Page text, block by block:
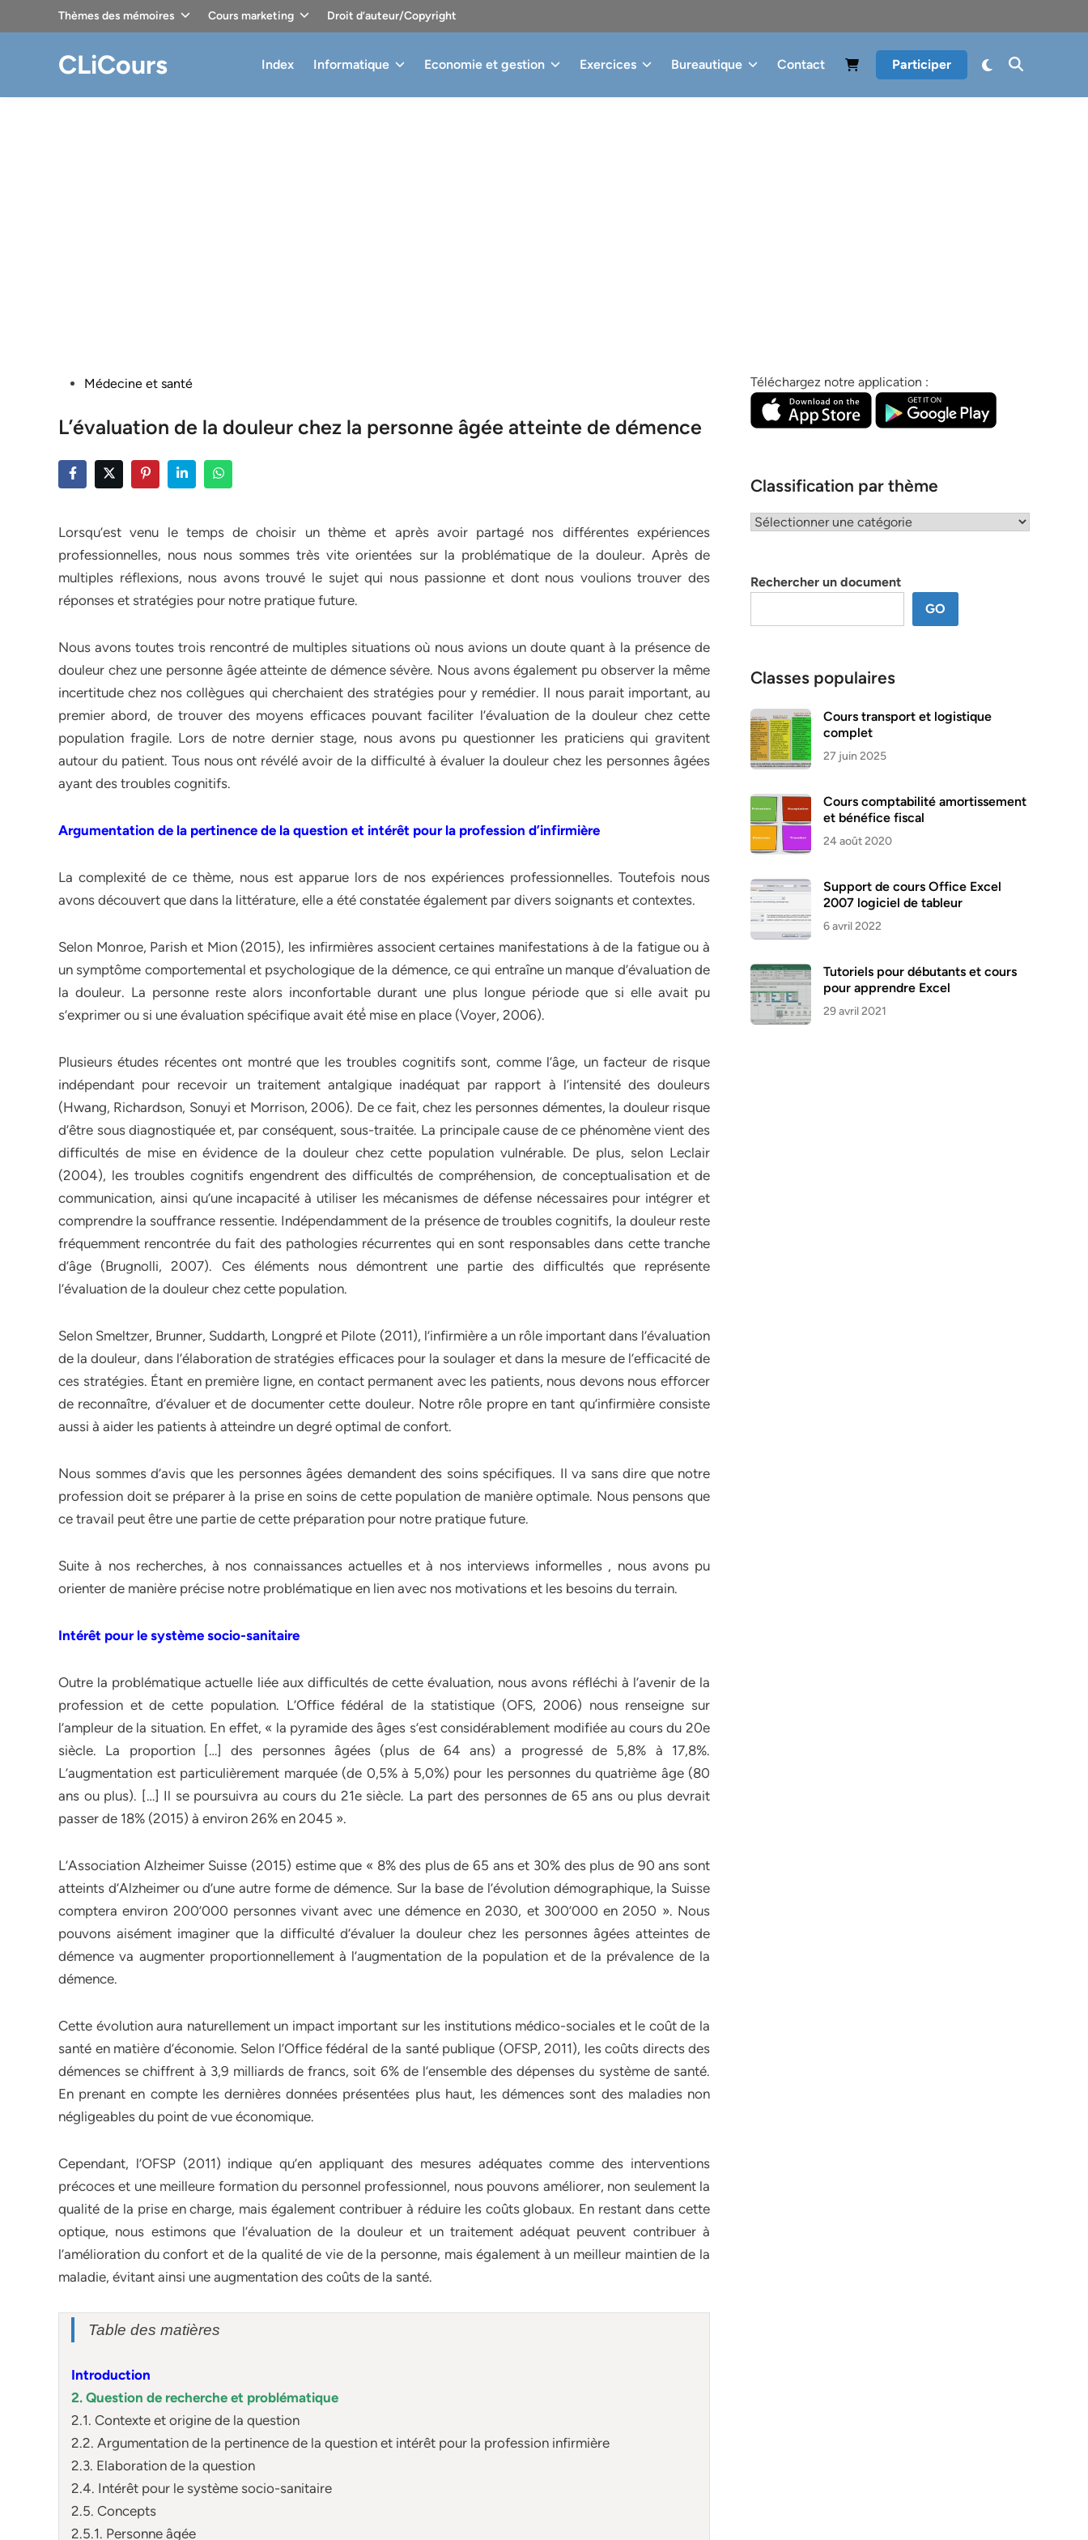
Thèmes des mémoires Cours marketing Droit d’auteur/Copyright
CLiCours Index Informatique Economie et gestion Exercices Bureautique Contact Participer
PostedMédecine et santé
L’évaluation de la douleur chez la personne âgée atteinte de démence
Lorsqu’est venu le temps de choisir un thème et après avoir partagé nos différentes expériences
professionnelles, nous nous sommes très vite orientées sur la problématique de la douleur. Après de
multiples réflexions, nous avons trouvé le sujet qui nous passionne et dont nous voulions trouver des
réponses et stratégies pour notre pratique future.
Nous avons toutes trois rencontré de multiples situations où nous avions un doute quant à la présence de
douleur chez une personne âgée atteinte de démence sévère. Nous avons également pu observer la même
incertitude chez nos collègues qui cherchaient des stratégies pour y remédier. Il nous parait important, au
premier abord, de trouver des moyens efficaces pouvant faciliter l’évaluation de la douleur chez cette
population fragile. Lors de notre dernier stage, nous avons pu questionner les praticiens qui gravitent
autour du patient. Tous nous ont révélé avoir de la difficulté à évaluer la douleur chez les personnes âgées
ayant des troubles cognitifs.
Argumentation de la pertinence de la question et intérêt pour la profession d’infirmière
La complexité de ce thème, nous est apparue lors de nos expériences professionnelles. Toutefois nous
avons découvert que dans la littérature, elle a été constatée également par divers soignants et contextes.
Selon Monroe, Parish et Mion (2015), les infirmières associent certaines manifestations à de la fatigue ou à
un symptôme comportemental et psychologique de la démence, ce qui entraîne un manque d’évaluation de
la douleur. La personne reste alors inconfortable durant une plus longue période que si elle avait pu
s’exprimer ou si une évaluation spécifique avait été́ mise en place (Voyer, 2006).
Plusieurs études récentes ont montré que les troubles cognitifs sont, comme l’âge, un facteur de risque
indépendant pour recevoir un traitement antalgique inadéquat par rapport à l’intensité des douleurs
(Hwang, Richardson, Sonuyi et Morrison, 2006). De ce fait, chez les personnes démentes, la douleur risque
d’être sous diagnostiquée et, par conséquent, sous-traitée. La principale cause de ce phénomène vient des
difficultés de mise en évidence de la douleur chez cette population vulnérable. De plus, selon Leclair
(2004), les troubles cognitifs engendrent des difficultés de compréhension, de conceptualisation et de
communication, ainsi qu’une incapacité à utiliser les mécanismes de défense nécessaires pour intégrer et
comprendre la souffrance ressentie. Indépendamment de la présence de troubles cognitifs, la douleur reste
fréquemment rencontrée du fait des pathologies récurrentes qui en sont responsables dans cette tranche
d’âge (Brugnolli, 2007). Ces éléments nous démontrent une partie des difficultés que représente
l’évaluation de la douleur chez cette population.
Selon Smeltzer, Brunner, Suddarth, Longpré et Pilote (2011), l’infirmière a un rôle important dans l’évaluation
de la douleur, dans l’élaboration de stratégies efficaces pour la soulager et dans la mesure de l’efficacité de
ces stratégies. Étant en première ligne, en contact permanent avec les patients, nous devons nous efforcer
de reconnaître, d’évaluer et de documenter cette douleur. Notre rôle propre en tant qu’infirmière consiste
aussi à aider les patients à atteindre un degré optimal de confort.
Nous sommes d’avis que les personnes âgées demandent des soins spécifiques. Il va sans dire que notre
profession doit se préparer à la prise en soins de cette population de manière optimale. Nous pensons que
ce travail peut être une partie de cette préparation pour notre pratique future.
Suite à nos recherches, à nos connaissances actuelles et à nos interviews informelles , nous avons pu
orienter de manière précise notre problématique en lien avec nos motivations et les besoins du terrain.
Intérêt pour le système socio-sanitaire
Outre la problématique actuelle liée aux difficultés de cette évaluation, nous avons réfléchi à l’avenir de la
profession et de cette population. L’Office fédéral de la statistique (OFS, 2006) nous renseigne sur
l’ampleur de la situation. En effet, « la pyramide des âges s’est considérablement modifiée au cours du 20e
siècle. La proportion […] des personnes âgées (plus de 64 ans) a progressé de 5,8% à 17,8%.
L’augmentation est particulièrement marquée (de 0,5% à 5,0%) pour les personnes du quatrième âge (80
ans ou plus). […] Il se poursuivra au cours du 21e siècle. La part des personnes de 65 ans ou plus devrait
passer de 18% (2015) à environ 26% en 2045 ».
L’Association Alzheimer Suisse (2015) estime que « 8% des plus de 65 ans et 30% des plus de 90 ans sont
atteints d’Alzheimer ou d’une autre forme de démence. Sur la base de l’évolution démographique, la Suisse
comptera environ 200’000 personnes vivant avec une démence en 2030, et 300’000 en 2050 ». Nous
pouvons aisément imaginer que la difficulté d’évaluer la douleur chez les personnes âgées atteintes de
démence va augmenter proportionnellement à l’augmentation de la population et de la prévalence de la
démence.
Cette évolution aura naturellement un impact important sur les institutions médico-sociales et le coût de la
santé en matière d’économie. Selon l’Office fédéral de la santé publique (OFSP, 2011), les coûts directs des
démences se chiffrent à 3,9 milliards de francs, soit 6% de l’ensemble des dépenses du système de santé.
En prenant en compte les dernières données présentées plus haut, les démences sont des maladies non
négligeables du point de vue économique.
Cependant, l’OFSP (2011) indique qu’en appliquant des mesures adéquates comme des interventions
précoces et une meilleure formation du personnel professionnel, nous pouvons améliorer, non seulement la
qualité de la prise en charge, mais également contribuer à réduire les coûts globaux. En restant dans cette
optique, nous estimons que l’évaluation de la douleur et un traitement adéquat peuvent contribuer à
l’amélioration du confort et de la qualité de vie de la personne, mais également à un meilleur maintien de la
maladie, évitant ainsi une augmentation des coûts de la santé.
Table des matières
Introduction
2. Question de recherche et problématique
2.1. Contexte et origine de la question
2.2. Argumentation de la pertinence de la question et intérêt pour la profession infirmière
2.3. Elaboration de la question
2.4. Intérêt pour le système socio-sanitaire
2.5. Concepts
2.5.1. Personne âgée
Téléchargez notre application :
Classification par thème
Classification
Rechercher un document
GO
Classes populaires
Cours transport et logistique
complet
27 juin 2025
Cours comptabilité amortissement
et bénéfice fiscal
24 août 2020
Support de cours Office Excel
2007 logiciel de tableur
6 avril 2022
Tutoriels pour débutants et cours
pour apprendre Excel
29 avril 2021